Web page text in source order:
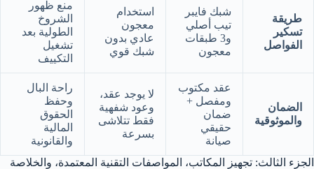
طريقة
تسكير
الفواصل
شبك فايبر
تيب أصلي
و3 طبقات
معجون
استخدام
معجون
عادي بدون
شبك قوي
منع ظهور
الشروخ
الطولية بعد
تشغيل
التكييف
الضمان
والموثوقية
عقد مكتوب
ومفصل +
ضمان
حقيقي
صيانة
لا يوجد عقد،
وعود شفهية
فقط تتلاشى
بسرعة
راحة البال
وحفظ
الحقوق
المالية
والقانونية
الجزء الثالث: تجهيز المكاتب، المواصفات التقنية المعتمدة، والخلاصة